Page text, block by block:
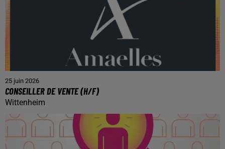
25 juin 2026
CONSEILLER DE VENTE (H/F)
Wittenheim